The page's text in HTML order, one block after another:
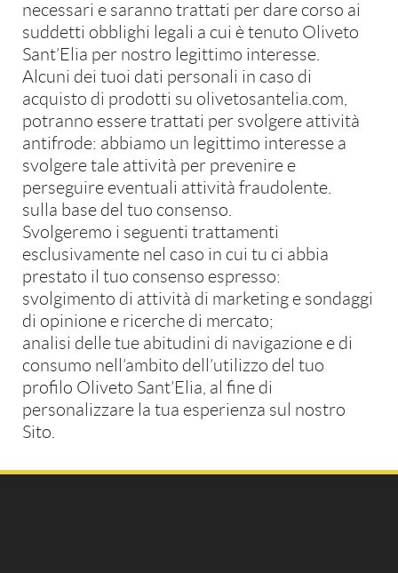
necessari e saranno trattati per dare corso ai
suddetti obblighi legali a cui è tenuto Oliveto
Sant’Elia per nostro legittimo interesse.
Alcuni dei tuoi dati personali in caso di
acquisto di prodotti su olivetosantelia.com,
potranno essere trattati per svolgere attività
antifrode: abbiamo un legittimo interesse a
svolgere tale attività per prevenire e
perseguire eventuali attività fraudolente.
sulla base del tuo consenso.
Svolgeremo i seguenti trattamenti
esclusivamente nel caso in cui tu ci abbia
prestato il tuo consenso espresso:
svolgimento di attività di marketing e sondaggi
di opinione e ricerche di mercato;
analisi delle tue abitudini di navigazione e di
consumo nell’ambito dell’utilizzo del tuo
profilo Oliveto Sant’Elia, al fine di
personalizzare la tua esperienza sul nostro
Sito.